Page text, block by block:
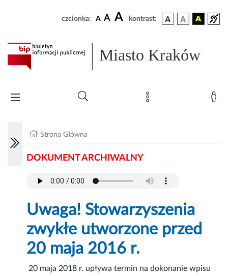
czcionka: A A A kontrast:
Miasto Kraków
Strona Główna
DOKUMENT ARCHIWALNY
Uwaga! Stowarzyszenia
zwykłe utworzone przed
20 maja 2016 r.
20 maja 2018 r. upływa termin na dokonanie wpisu